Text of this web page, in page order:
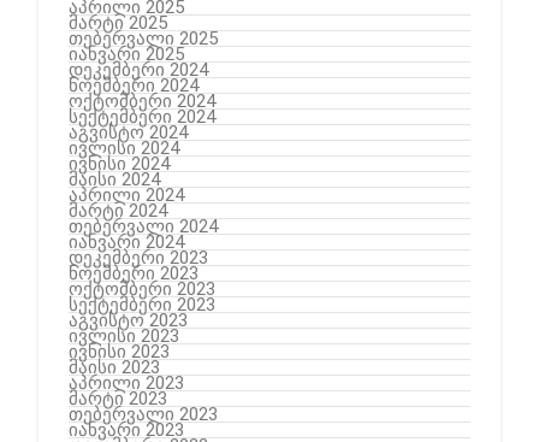
აპრილი 2025
მარტი 2025
თებერვალი 2025
იანვარი 2025
დეკემბერი 2024
ნოემბერი 2024
ოქტომბერი 2024
სექტემბერი 2024
აგვისტო 2024
ივლისი 2024
ივნისი 2024
მაისი 2024
აპრილი 2024
მარტი 2024
თებერვალი 2024
იანვარი 2024
დეკემბერი 2023
ნოემბერი 2023
ოქტომბერი 2023
სექტემბერი 2023
აგვისტო 2023
ივლისი 2023
ივნისი 2023
მაისი 2023
აპრილი 2023
მარტი 2023
თებერვალი 2023
იანვარი 2023